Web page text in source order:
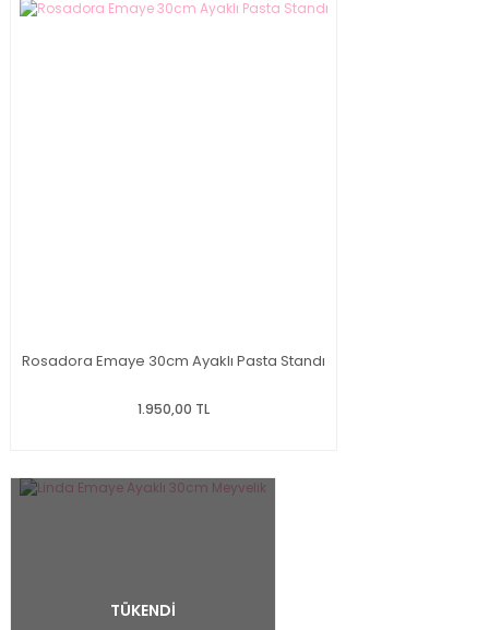
Rosadora Emaye 30cm Ayaklı Pasta Standı
1.950,00 TL
TÜKENDİ